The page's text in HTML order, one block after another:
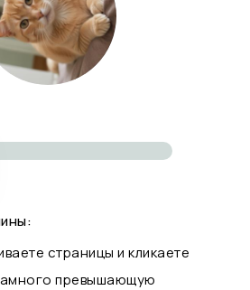
страницы и кликаете
превышающую